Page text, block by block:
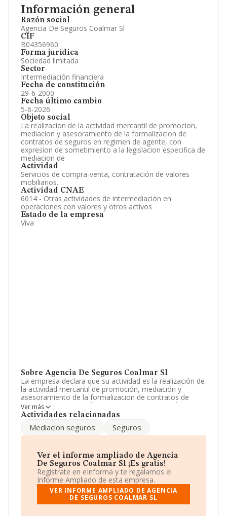
Información general
Razón social
Agencia De Seguros Coalmar Sl
CIF
B04356960
Forma jurídica
Sociedad limitada
Sector
Intermediación financiera
Fecha de constitución
29-6-2000
Fecha último cambio
5-6-2026
Objeto social
La realizacion de la actividad mercantil de promocion,
mediacion y asesoramiento de la formalizacion de
contratos de seguros en regimen de agente, con
expresion de sometimiento a la legislacion especifica de
mediacion de
Actividad
Servicios de compra-venta, contratación de valores
mobiliarios.
Actividad CNAE
6614 - Otras actividades de intermediación en
operaciones con valores y otros activos
Estado de la empresa
Viva
Sobre Agencia De Seguros Coalmar Sl
La empresa declara que su actividad es la realización de
la actividad mercantil de promoción, mediación y
asesoramiento de la formalizacion de contratos de
seguros en regimen de agente, con expresion de
sometimiento a la legislación específica de mediación
Limitada. Su CNAE corresponde a 6614 con código
'%cnae%'. La compañía no tiene actividad en mercados
En el último año el número de empleados ha
permanecido igual y teniendo en cuenta la información
a disposición de INFORMA, ha contado con un número
de empleados inferior a la media de sector.
La sociedad españolaAgencia de Seguros Coalmar
Ver más
Actividades relacionadas
Mediacion seguros Seguros
Ver el informe ampliado de Agencia
De Seguros Coalmar Sl ¡Es gratis!
Regístrate en eInforma y te regalamos el
Informe Ampliado de esta empresa.
VER INFORME AMPLIADO DE AGENCIA
DE SEGUROS COALMAR SL
Información oficial y registral complementaria.